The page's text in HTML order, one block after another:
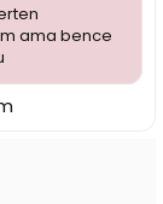
ama bence